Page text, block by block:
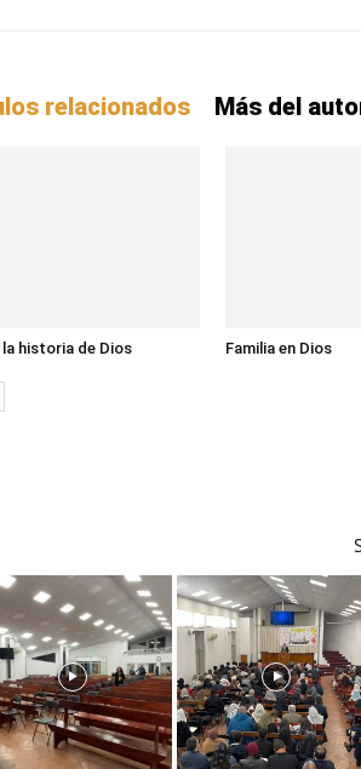
relacionados Más del
historia de Dios Familia en Dios